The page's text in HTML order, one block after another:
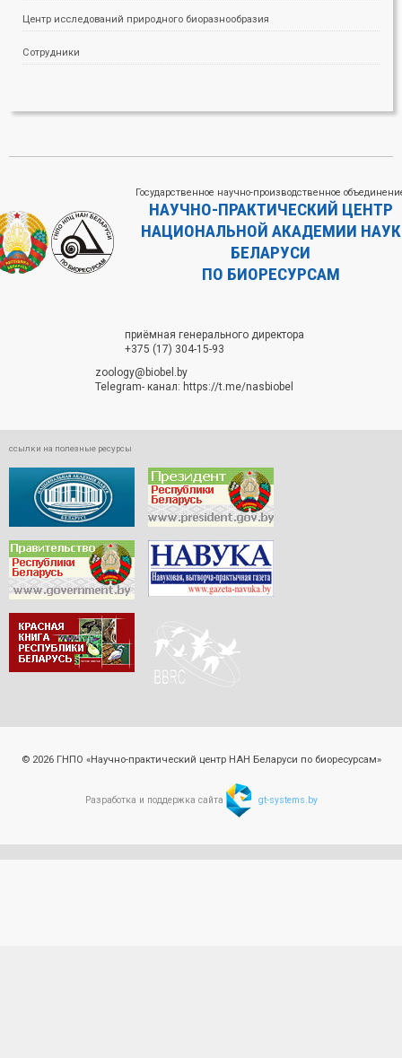
Центр исследований природного биоразнообразия
Сотрудники
Государственное научно-производственное
НАУЧНО-ПРАКТИЧЕСКИЙ ЦЕНТР
НАЦИОНАЛЬНОЙ АКАДЕМИИ НАУК
БЕЛАРУСИ
ПО БИОРЕСУРСАМ
приёмная генерального директора
+375 (17) 304-15-93
zoology@biobel.by
Telegram- канал: https://t.me/nasbiobel
ссылки на полезные ресурсы
© 2026 ГНПО «Научно-практический центр НАН Беларуси по биоресурсам»
Разработка и поддержка сайта gt-systems.by